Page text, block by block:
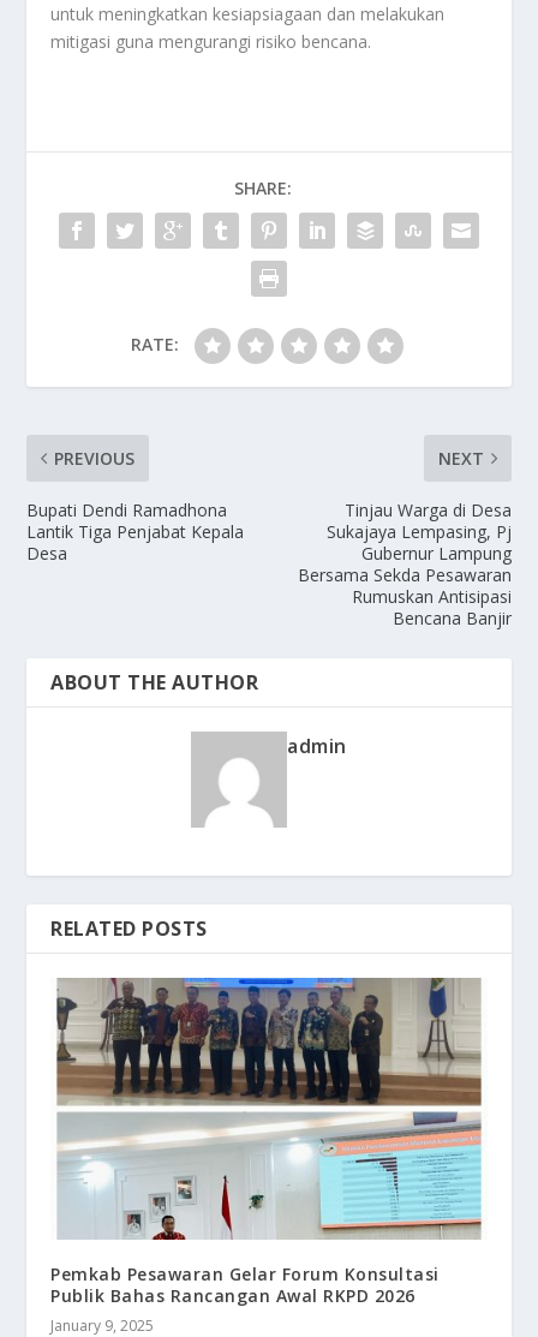
untuk meningkatkan kesiapsiagaan dan melakukan
mitigasi guna mengurangi risiko bencana.
SHARE:
RATE:
PREVIOUS
Bupati Dendi Ramadhona
Lantik Tiga Penjabat Kepala
Desa
NEXT
Tinjau Warga di Desa
Sukajaya Lempasing, Pj
Gubernur Lampung
Bersama Sekda Pesawaran
Rumuskan Antisipasi
Bencana Banjir
ABOUT THE AUTHOR
admin
RELATED POSTS
Pemkab Pesawaran Gelar Forum Konsultasi
Publik Bahas Rancangan Awal RKPD 2026
January 9, 2025